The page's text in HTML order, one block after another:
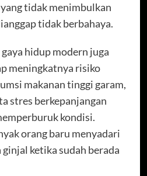
tidak menimbulkan
tidak berbahaya.
hidup modern juga
meningkatnya risiko
makanan tinggi garam,
stres berkepanjangan
kondisi.
orang baru menyadari
ketika sudah berada